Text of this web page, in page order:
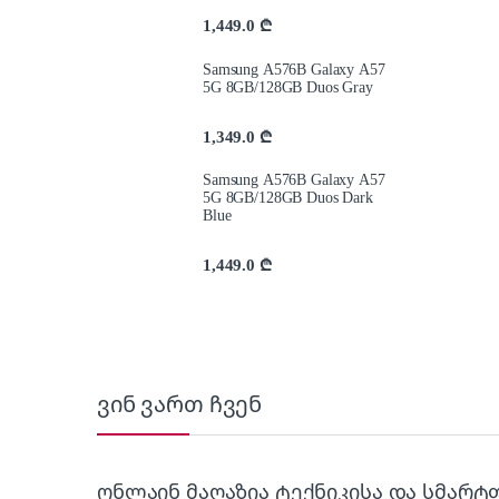
1,449.0 ₾
Samsung A576B Galaxy A57
5G 8GB/128GB Duos Gray
1,349.0 ₾
Samsung A576B Galaxy A57
5G 8GB/128GB Duos Dark
Blue
1,449.0 ₾
ვინ ვართ ჩვენ
ონლაინ მაღაზია ტექნიკისა და